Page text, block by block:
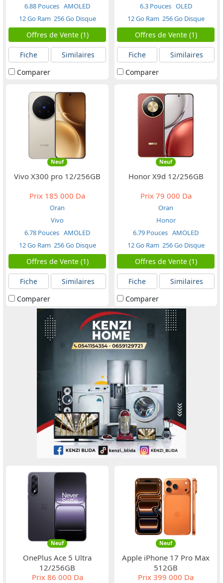
6.88 Pouces AMOLED
12 Go Ram 256 Go Disque
Offres de Vente (1)
Fiche
Similaires
Comparer
6.3 Pouces OLED
12 Go Ram 256 Go Disque
Offres de Vente (1)
Fiche
Similaires
Comparer
Neuf
Vivo X300 pro 12/256GB
Prix 185 000 Da
Oran
Vivo
6.78 Pouces AMOLED
12 Go Ram 256 Go Disque
Offres de Vente (1)
Fiche
Similaires
Comparer
Neuf
Honor X9d 12/256GB
Prix79 000 Da
Oran
Honor
6.79 Pouces AMOLED
12 Go Ram 256 Go Disque
Offres de Vente (1)
Fiche
Similaires
Comparer
Neuf
OnePlus Ace 5 Ultra
12/256GB
Prix86 000 Da
Neuf
Apple iPhone 17 Pro Max
512GB
Prix 399 000 Da